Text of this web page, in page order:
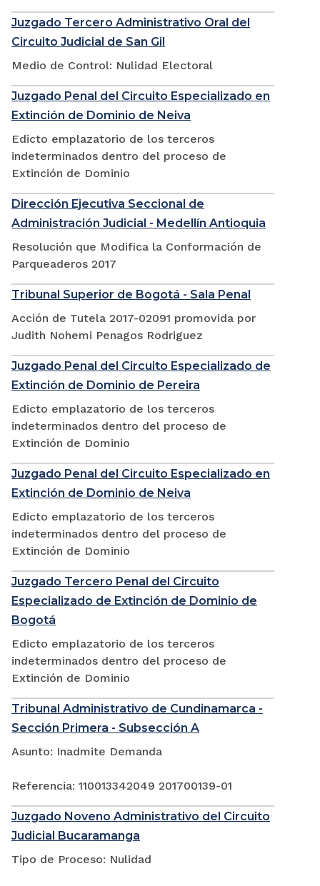
Juzgado Tercero Administrativo Oral del
Circuito Judicial de San Gil
Medio de Control: Nulidad Electoral
Juzgado Penal del Circuito Especializado en
Extinción de Dominio de Neiva
Edicto emplazatorio de los terceros
indeterminados dentro del proceso de
Extinción de Dominio
Dirección Ejecutiva Seccional de
Administración Judicial - Medellín Antioquia
Resolución que Modifica la Conformación de
Parqueaderos 2017
Tribunal Superior de Bogotá - Sala Penal
Acción de Tutela 2017-02091 promovida por
Judith Nohemi Penagos Rodriguez
Juzgado Penal del Circuito Especializado de
Extinción de Dominio de Pereira
Edicto emplazatorio de los terceros
indeterminados dentro del proceso de
Extinción de Dominio
Juzgado Penal del Circuito Especializado en
Extinción de Dominio de Neiva
Edicto emplazatorio de los terceros
indeterminados dentro del proceso de
Extinción de Dominio
Juzgado Tercero Penal del Circuito
Especializado de Extinción de Dominio de
Bogotá
Edicto emplazatorio de los terceros
indeterminados dentro del proceso de
Extinción de Dominio
Tribunal Administrativo de Cundinamarca -
Sección Primera - Subsección A
Asunto: Inadmite Demanda
Referencia: 110013342049 201700139-01
Juzgado Noveno Administrativo del Circuito
Judicial Bucaramanga
Tipo de Proceso: Nulidad